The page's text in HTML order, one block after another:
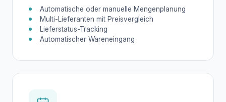
Automatische oder manuelle Mengenplanung
Multi-Lieferanten mit Preisvergleich
Lieferstatus-Tracking
Automatischer Wareneingang